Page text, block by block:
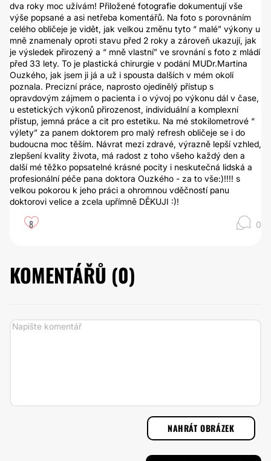
dva roky moc užívám! Přiložené fotografie dokumentují vše
výše popsané a asi netřeba komentářů. Na foto s porovnáním
celého obličeje je vidět, jak velkou změnu tyto “ malé” výkony u
mně znamenaly oproti stavu před 2 roky a zároveň ukazují, jak
je výsledek přirozený a “ mně vlastní” ve srovnání s foto z mládí
před 33 lety. To je plastická chirurgie v podání MUDr.Martina
Ouzkého, jak jsem ji já a už i spousta dalších v mém okolí
poznala. Precizní práce, naprosto ojedinělý přístup s
opravdovým zájmem o pacienta i o vývoj po výkonu dál v čase,
u estetických výkonů přirozenost, individuální a komplexní
přístup, jemná práce a cit pro estetiku. Na mé stokilometrové “
výlety” za panem doktorem pro malý refresh obličeje se i do
budoucna moc těším. Návrat mezi zdravé, výrazně lepší vzhled,
zlepšení kvality života, má radost z toho všeho každý den a
další mé těžko popsatelné krásné pocity i neskutečná lidská a
profesionální péče pana doktora Ouzkého - za to vše:)!!!! s
velkou pokorou k jeho práci a ohromnou vděčností panu
doktorovi velice a zcela upřímně DĚKUJI :)!
8 0
KOMENTÁŘŮ (0)
NAHRÁT OBRÁZEK